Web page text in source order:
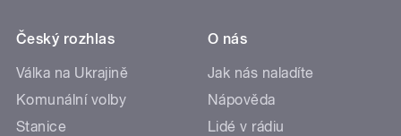
Český rozhlas
Válka na Ukrajině
Komunální volby
Stanice
O nás
Jak nás naladíte
Nápověda
Lidé v rádiu